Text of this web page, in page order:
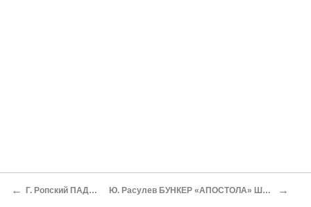
← Г. Ропский ПАДЕНИЕ Ю. Расулев БУНКЕР «АПОСТОЛА» ШЕЛКОВА →